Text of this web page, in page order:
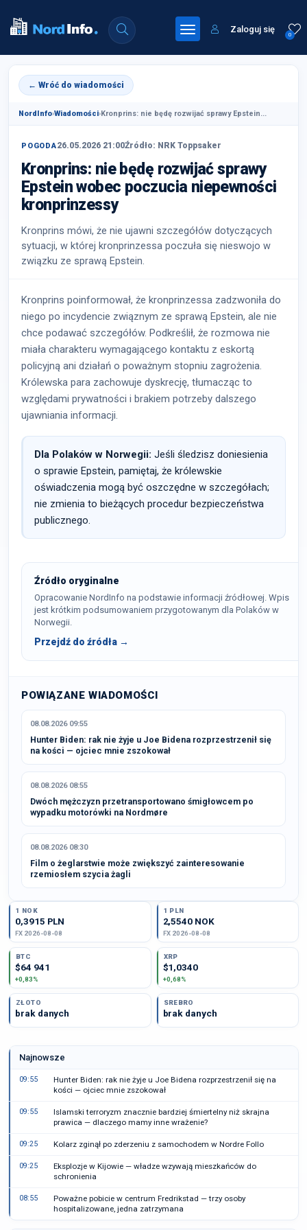
0
Zaloguj się
← Wróć do wiadomości
NordInfo›Wiadomości›Kronprins: nie będę rozwijać sprawy Epstein...
POGODA26.05.2026 21:00Źródło: NRK Toppsaker
Kronprins: nie będę rozwijać sprawy
Epstein wobec poczucia niepewności
kronprinzessy
Kronprins mówi, że nie ujawni szczegółów dotyczących
sytuacji, w której kronprinzessa poczuła się nieswojo w
związku ze sprawą Epstein.
Kronprins poinformował, że kronprinzessa zadzwoniła do
niego po incydencie związnym ze sprawą Epstein, ale nie
chce podawać szczegółów. Podkreślił, że rozmowa nie
miała charakteru wymagającego kontaktu z eskortą
policyjną ani działań o poważnym stopniu zagrożenia.
Królewska para zachowuje dyskrecję, tłumacząc to
względami prywatności i brakiem potrzeby dalszego
ujawniania informacji.
Dla Polaków w Norwegii: Jeśli śledzisz doniesienia
o sprawie Epstein, pamiętaj, że królewskie
oświadczenia mogą być oszczędne w szczegółach;
nie zmienia to bieżących procedur bezpieczeństwa
publicznego.
Źródło oryginalne
Opracowanie NordInfo na podstawie informacji źródłowej. Wpis
jest krótkim podsumowaniem przygotowanym dla Polaków w
Norwegii.
Przejdź do źródła →
POWIĄZANE WIADOMOŚCI
08.08.2026 09:55
Hunter Biden: rak nie żyje u Joe Bidena rozprzestrzenił się
na kości — ojciec mnie zszokował
08.08.2026 08:55
Dwóch mężczyzn przetransportowano śmigłowcem po
wypadku motorówki na Nordmøre
08.08.2026 08:30
Film o żeglarstwie może zwiększyć zainteresowanie
rzemiosłem szycia żagli
1 NOK
0,3915 PLN
FX 2026-08-08
1 PLN
2,5540 NOK
FX 2026-08-08
BTC
$64 941
+0,83%
XRP
$1,0340
+0,68%
ZŁOTO
brak danych
SREBRO
brak danych
Najnowsze
09:55
Hunter Biden: rak nie żyje u Joe Bidena rozprzestrzenił się na
kości — ojciec mnie zszokował
09:55
Islamski terroryzm znacznie bardziej śmiertelny niż skrajna
prawica — dlaczego mamy inne wrażenie?
09:25 Kolarz zginął po zderzeniu z samochodem w Nordre Follo
09:25
Eksplozje w Kijowie — władze wzywają mieszkańców do
schronienia
08:55
Poważne pobicie w centrum Fredrikstad — trzy osoby
hospitalizowane, jedna zatrzymana